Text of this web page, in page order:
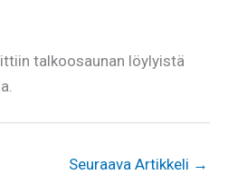
talkoosaunan löylyistä
Seuraava Artikkeli →